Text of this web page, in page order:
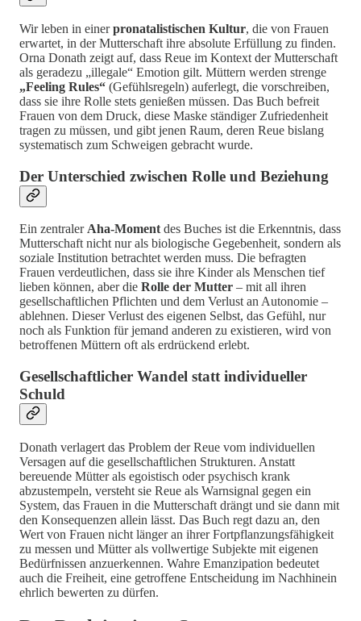
Wir leben in einerpronatalistischen Kultur, die von Frauen
erwartet, in der Mutterschaft ihre absolute Erfüllung zu finden.
Orna Donath zeigt auf, dass Reue im Kontext der Mutterschaft
als geradezu „illegale“ Emotion gilt. Müttern werden strenge
„Feeling Rules“ (Gefühlsregeln) auferlegt, die vorschreiben,
dass sie ihre Rolle stets genießen müssen. Das Buch befreit
Frauen von dem Druck, diese Maske ständiger Zufriedenheit
tragen zu müssen, und gibt jenen Raum, deren Reue bislang
systematisch zum Schweigen gebracht wurde.
Der Unterschied zwischen Rolle und Beziehung
Ein zentralerAha-Momentdes Buches ist die Erkenntnis, dass
Mutterschaft nicht nur als biologische Gegebenheit, sondern als
soziale Institution betrachtet werden muss. Die befragten
Frauen verdeutlichen, dass sie ihre Kinder als Menschen tief
lieben können, aber die Rolle der Mutter – mit all ihren
gesellschaftlichen Pflichten und dem Verlust an Autonomie –
ablehnen. Dieser Verlust des eigenen Selbst, das Gefühl, nur
noch als Funktion für jemand anderen zu existieren, wird von
betroffenen Müttern oft als erdrückend erlebt.
Gesellschaftlicher Wandel statt individueller
Schuld
Donath verlagert das Problem der Reue vom individuellen
Versagen auf die gesellschaftlichen Strukturen. Anstatt
bereuende Mütter als egoistisch oder psychisch krank
abzustempeln, versteht sie Reue als Warnsignal gegen ein
System, das Frauen in die Mutterschaft drängt und sie dann mit
den Konsequenzen allein lässt. Das Buch regt dazu an, den
Wert von Frauen nicht länger an ihrer Fortpflanzungsfähigkeit
zu messen und Mütter als vollwertige Subjekte mit eigenen
Bedürfnissen anzuerkennen. Wahre Emanzipation bedeutet
auch die Freiheit, eine getroffene Entscheidung im Nachhinein
ehrlich bewerten zu dürfen.